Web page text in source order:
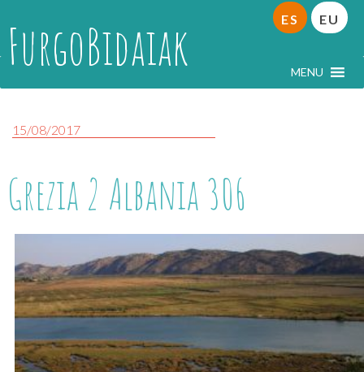
FurgoBidaiak MENU
ES EU
15/08/2017
Grezia 2 Albania 306